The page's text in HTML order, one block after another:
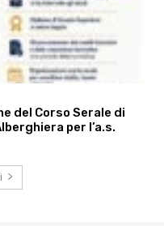
del Corso Serale di
per l’a.s.